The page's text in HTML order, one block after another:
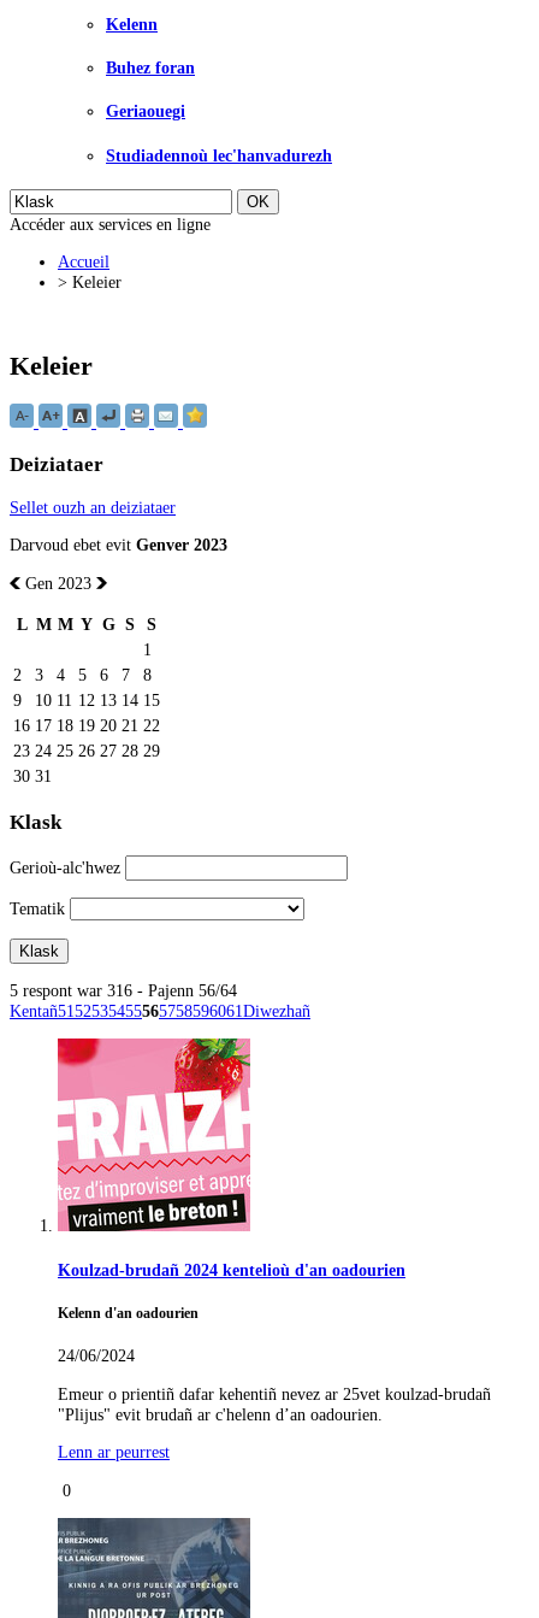
Kelenn
Buhez foran
Geriaouegi
Studiadennoù lec'hanvadurezh
Accéder aux services en ligne
Accueil
> Keleier
Keleier
Deiziataer
Sellet ouzh an deiziataer
Darvoud ebet evit Genver 2023
Gen 2023
L M M Y G S
S
1
2
3 4 5 6 7
8
9
10 11 12 13 14 15
16 17 18 19 20 21 22
23 24 25 26 27 28 29
30 31
Klask
Gerioù-alc'hwez
Tematik
5 respont war 316 - Pajenn 56/64
Kentañ5152535455565758596061Diwezhañ
Koulzad-brudañ 2024 kentelioù d'an oadourien
Kelenn d'an oadourien
24/06/2024
Emeur o prientiñ dafar kehentiñ nevez ar 25vet koulzad-brudañ
"Plijus" evit brudañ ar c'helenn d’an oadourien.
Lenn ar peurrest
0